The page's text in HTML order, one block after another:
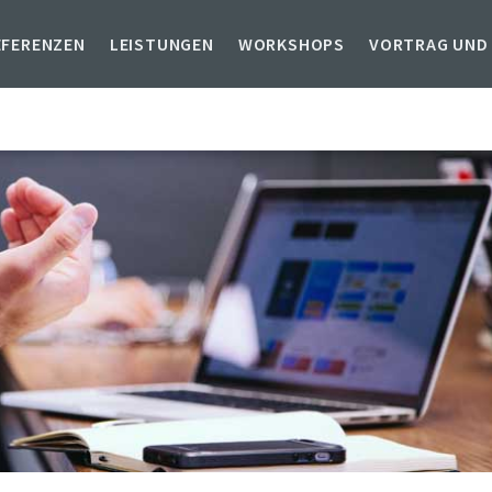
LEISTUNGEN WORKSHOPS VORTRAG